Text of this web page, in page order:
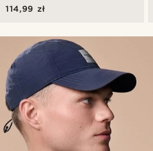
114,99 zł